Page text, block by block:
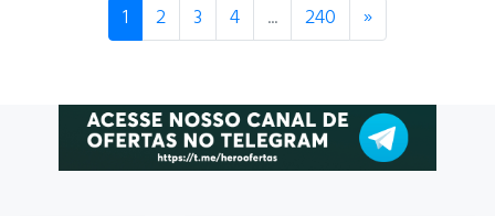
1 2 3 4 ... 240 »Próximo